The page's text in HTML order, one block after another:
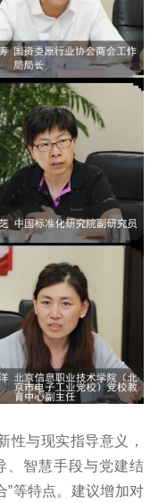
性与现实指导意义，
、智慧手段与党建结
”等特点。建议增加对